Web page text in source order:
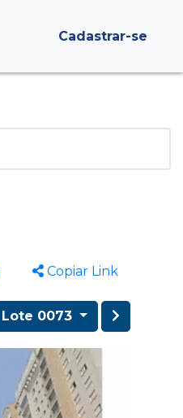
Cadastrar-se
Copiar Link
Lote 0073